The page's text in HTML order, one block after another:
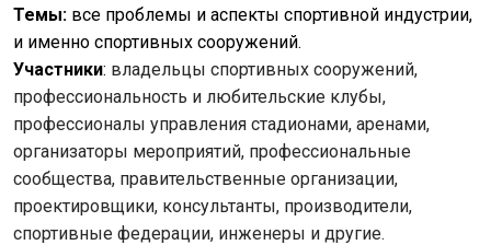
Темы: все проблемы и аспекты спортивной индустрии,
и именно спортивных сооружений.
Участники: владельцы спортивных сооружений,
профессиональность и любительские клубы,
профессионалы управления стадионами, аренами,
организаторы мероприятий, профессиональные
сообщества, правительственные организации,
проектировщики, консультанты, производители,
спортивные федерации, инженеры и другие.